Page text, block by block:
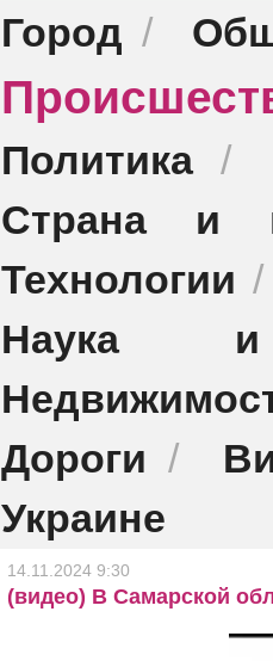
Город /
Политика/
Страна и
Технологии
Наука и
Дороги /
Украине
14.11.2024 9:30
(видео) В Самарской